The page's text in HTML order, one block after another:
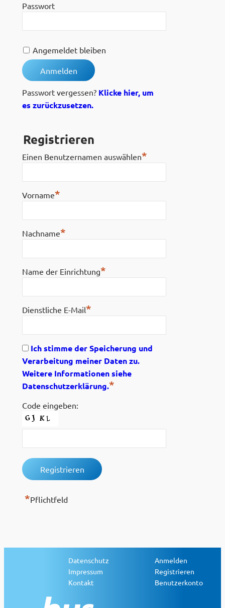
Passwort
Angemeldet bleiben
Passwort vergessen? Klicke hier, um
es zurückzusetzen.
Registrieren
Einen Benutzernamen auswählen*
Vorname*
Nachname*
Name der Einrichtung*
Dienstliche E-Mail*
Ich stimme der Speicherung und
Verarbeitung meiner Daten zu.
Weitere Informationen siehe
Datenschutzerklärung.*
Code eingeben:
*Pflichtfeld
Datenschutz
Impressum
Kontakt
Anmelden
Registrieren
Benutzerkonto